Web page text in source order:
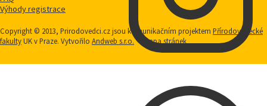
Výhody registrace
Copyright © 2013, Prirodovedci.cz jsou komunikačním projektem Přírodovědecké
fakultyUK v Praze. Vytvořilo Andweb s.r.o. Mapa stránek